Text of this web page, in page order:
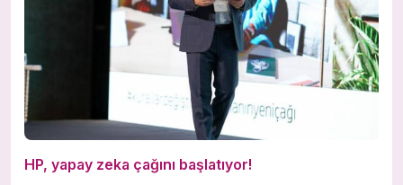
HP, yapay zeka çağını başlatıyor!